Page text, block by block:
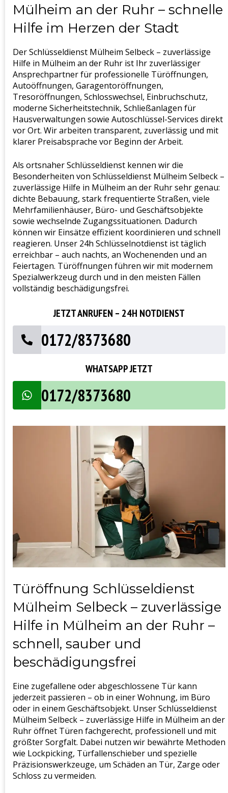
Mülheim an der Ruhr – schnelle
Hilfe im Herzen der Stadt
Der Schlüsseldienst Mülheim Selbeck – zuverlässige
Hilfe in Mülheim an der Ruhr ist Ihr zuverlässiger
Ansprechpartner für professionelle Türöffnungen,
Autoöffnungen, Garagentoröffnungen,
Tresoröffnungen, Schlosswechsel, Einbruchschutz,
moderne Sicherheitstechnik, Schließanlagen für
Hausverwaltungen sowie Autoschlüssel-Services direkt
vor Ort. Wir arbeiten transparent, zuverlässig und mit
klarer Preisabsprache vor Beginn der Arbeit.
Als ortsnaher Schlüsseldienst kennen wir die
Besonderheiten von Schlüsseldienst Mülheim Selbeck –
zuverlässige Hilfe in Mülheim an der Ruhr sehr genau:
dichte Bebauung, stark frequentierte Straßen, viele
Mehrfamilienhäuser, Büro- und Geschäftsobjekte
sowie wechselnde Zugangssituationen. Dadurch
können wir Einsätze effizient koordinieren und schnell
reagieren. Unser 24h Schlüsselnotdienst ist täglich
erreichbar – auch nachts, an Wochenenden und an
Feiertagen. Türöffnungen führen wir mit modernem
Spezialwerkzeug durch und in den meisten Fällen
vollständig beschädigungsfrei.
JETZT ANRUFEN – 24H NOTDIENST
0172/8373680
WHATSAPP JETZT
0172/8373680
Türöffnung Schlüsseldienst
Mülheim Selbeck – zuverlässige
Hilfe in Mülheim an der Ruhr –
schnell, sauber und
beschädigungsfrei
Eine zugefallene oder abgeschlossene Tür kann
jederzeit passieren – ob in einer Wohnung, im Büro
oder in einem Geschäftsobjekt. Unser Schlüsseldienst
Mülheim Selbeck – zuverlässige Hilfe in Mülheim an der
Ruhr öffnet Türen fachgerecht, professionell und mit
größter Sorgfalt. Dabei nutzen wir bewährte Methoden
wie Lockpicking, Türfallenschieber und spezielle
Präzisionswerkzeuge, um Schäden an Tür, Zarge oder
Schloss zu vermeiden.